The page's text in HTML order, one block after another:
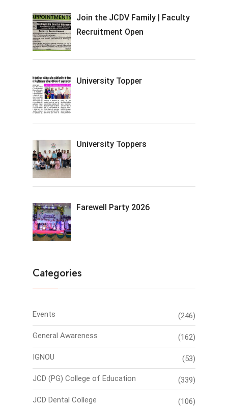
Join the JCDV Family | Faculty
Recruitment Open
University Topper
University Toppers
Farewell Party 2026
Categories
Events (246)
General Awareness (162)
IGNOU (53)
JCD (PG) College of Education (339)
JCD Dental College (106)